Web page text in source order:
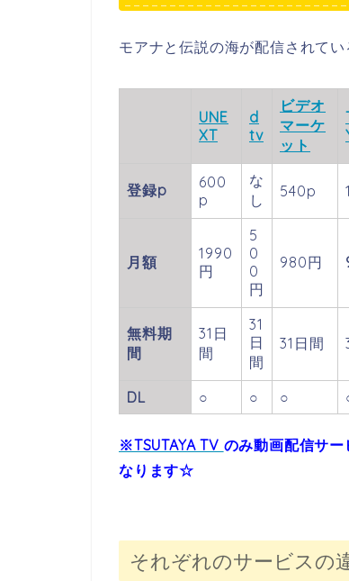
モアナと伝説の海が配信されて
UNE
XT
d
tv
ビデオ
マーケ
ット
登録p
600
p
な
し
540p
月額
1990
円
5
0
0
円
980円
無料期
間
31日
間
31
日
間
31日間
DL ○ ○ ○
※TSUTAYA TV のみ動画配信サ
なります☆
それぞれのサービスの